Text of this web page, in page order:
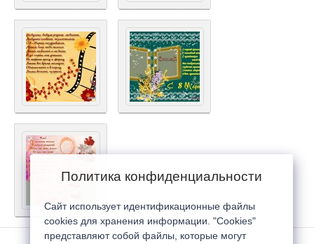
Политика конфиденциальности
Сайт использует идентификационные файлы
cookies для хранения информации. "Cookies"
представляют собой файлы, которые могут